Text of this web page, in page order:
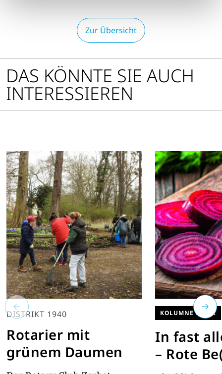
Zur Übersicht
DAS KÖNNTE SIE AUCH
INTERESSIEREN
DISTRIKT 1940
Rotarier mit
grünem Daumen
KOLUMNE PETER
In fast
– Rote